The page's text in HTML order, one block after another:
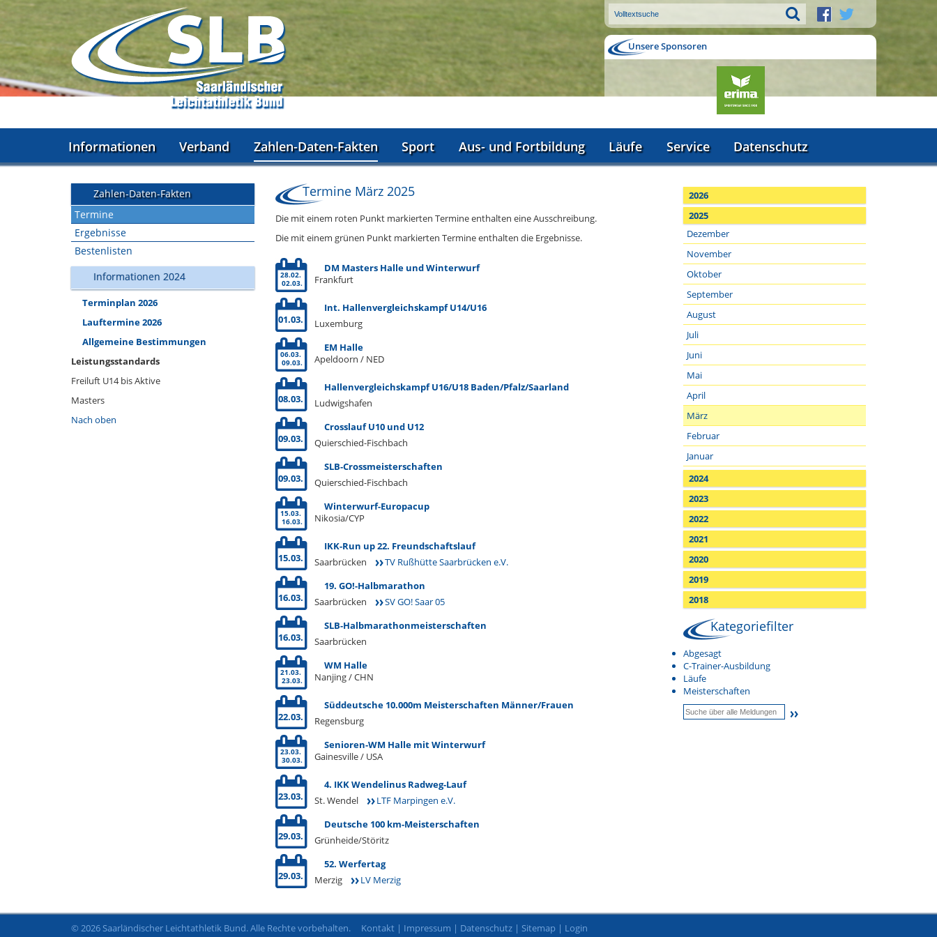
Unsere Sponsoren
Informationen Verband Zahlen-Daten-Fakten Sport Aus- und Fortbildung Läufe Service Datenschutz
Zahlen-Daten-Fakten
Termine
Ergebnisse
Bestenlisten
Informationen 2024
Terminplan 2026
Lauftermine 2026
Allgemeine Bestimmungen
Leistungsstandards
Freiluft U14 bis Aktive
Masters
Nach oben
Termine März 2025
Die mit einem roten Punkt markierten Termine enthalten eine Ausschreibung.
Die mit einem grünen Punkt markierten Termine enthalten die Ergebnisse.
DM Masters Halle und Winterwurf
28.02.
02.03.
Frankfurt
Int. Hallenvergleichskampf U14/U16
01.03.
Luxemburg
EM Halle
06.03.
09.03.
Apeldoorn / NED
Hallenvergleichskampf U16/U18 Baden/Pfalz/Saarland
08.03.
Ludwigshafen
Crosslauf U10 und U12
09.03.
Quierschied-Fischbach
SLB-Crossmeisterschaften
09.03.
Quierschied-Fischbach
Winterwurf-Europacup
15.03.
16.03.
Nikosia/CYP
IKK-Run up 22. Freundschaftslauf
15.03.
Saarbrücken
TV Rußhütte Saarbrücken e.V.
19. GO!-Halbmarathon
16.03.
Saarbrücken
SV GO! Saar 05
SLB-Halbmarathonmeisterschaften
16.03.
Saarbrücken
WM Halle
21.03.
23.03.
Nanjing / CHN
Süddeutsche 10.000m Meisterschaften Männer/Frauen
22.03.
Regensburg
Senioren-WM Halle mit Winterwurf
23.03.
30.03.
Gainesville / USA
4. IKK Wendelinus Radweg-Lauf
23.03.
St. Wendel
LTF Marpingen e.V.
Deutsche 100 km-Meisterschaften
29.03.
Grünheide/Störitz
52. Werfertag
29.03.
Merzig LV Merzig
2026
2025
Dezember
November
Oktober
September
August
Juli
Juni
Mai
April
März
Februar
Januar
2024
2023
2022
2021
2020
2019
2018
Kategoriefilter
Abgesagt
C-Trainer-Ausbildung
Läufe
Meisterschaften
© 2026 Saarländischer Leichtathletik Bund. Alle Rechte vorbehalten. Kontakt | Impressum | Datenschutz | Sitemap | Login